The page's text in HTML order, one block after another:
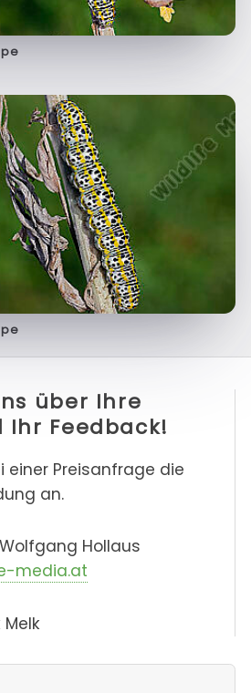
über Ihre
Feedback!
einer Preisanfrage die
an.
Hollaus
media.at